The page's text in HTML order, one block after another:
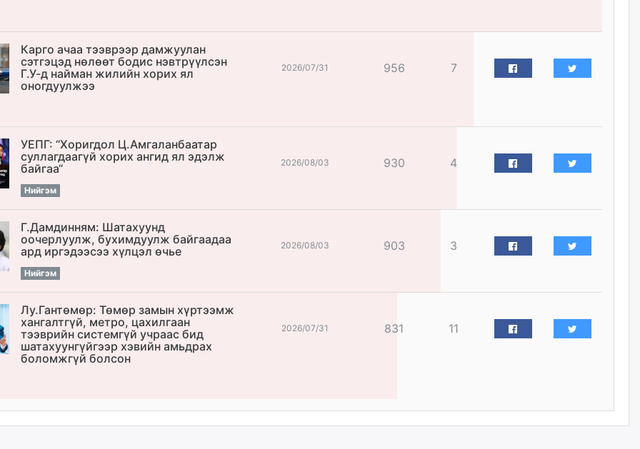
өчигдѳр
Ханын материалд эхний
ээлжийн 6 блок орон сууцны
Цагдаагийн дэд хурандаа
Д.Будзаан: Хүүхдийн эсрэг
бэлгийн хүчирхийлэл үйлдвэл
зохицуулалттай
өчигдѳр
саяыг авчээ
өчигдѳр
Карго ачаа тээврээр дамжуулан
сэтгэцэд нөлөөт бодис нэвтрүүлсэн
Г.У-д найман жилийн хорих ял
оногдуулжээ
2026/07/31 956 7
УЕПГ: “Хоригдол Ц.Амгаланбаатар
cуллагдаагүй хорих ангид ял эдэлж
байгаа“
Нийгэм
2026/08/03 930 4
Г.Дамдинням: Шатахуунд
оочерлуулж, бухимдуулж байгаадаа
ард иргэдээсээ хүлцэл өчье
Нийгэм
2026/08/03 903 3
Лу.Гантөмөр: Төмөр замын хүртээмж
хангалтгүй, метро, цахилгаан
тээврийн системгүй учраас бид
шатахуунгүйгээр хэвийн амьдрах
боломжгүй болсон
2026/07/31 831 11